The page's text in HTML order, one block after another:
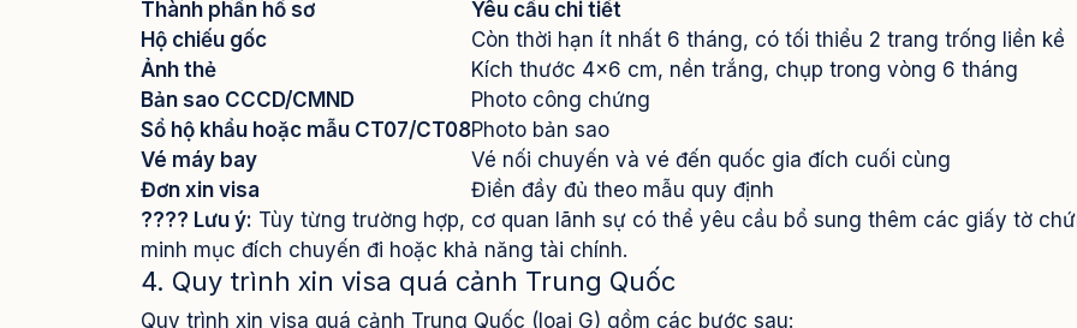
Thành phần hồ sơ
Yêu cầu chi tiết
Hộ chiếu gốc
Còn thời hạn ít nhất 6 tháng, có tối thiểu 2 trang trống liền kề
Ảnh thẻ
Kích thước 4x6 cm, nền trắng, chụp trong vòng 6 tháng
Bản sao CCCD/CMND
Photo công chứng
Sổ hộ khẩu hoặc mẫu CT07/CT08Photo bản sao
Vé máy bay
Vé nối chuyến và vé đến quốc gia đích cuối cùng
Đơn xin visa
Điền đầy đủ theo mẫu quy định
???? Lưu ý: Tùy từng trường hợp, cơ quan lãnh sự có thể yêu cầu bổ sung thêm các giấy tờ
minh mục đích chuyến đi hoặc khả năng tài chính.
4. Quy trình xin visa quá cảnh Trung Quốc
Quy trình xin visa quá cảnh Trung Quốc (loại G) gồm các bước sau: